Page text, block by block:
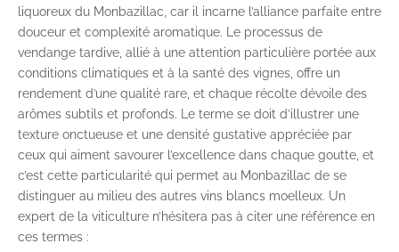
liquoreux du Monbazillac, car il incarne l’alliance parfaite entre
douceur et complexité aromatique. Le processus de
vendange tardive, allié à une attention particulière portée aux
conditions climatiques et à la santé des vignes, offre un
rendement d’une qualité rare, et chaque récolte dévoile des
arômes subtils et profonds. Le terme se doit d’illustrer une
texture onctueuse et une densité gustative appréciée par
ceux qui aiment savourer l’excellence dans chaque goutte, et
c’est cette particularité qui permet au Monbazillac de se
distinguer au milieu des autres vins blancs moelleux. Un
expert de la viticulture n’hésitera pas à citer une référence en
ces termes :